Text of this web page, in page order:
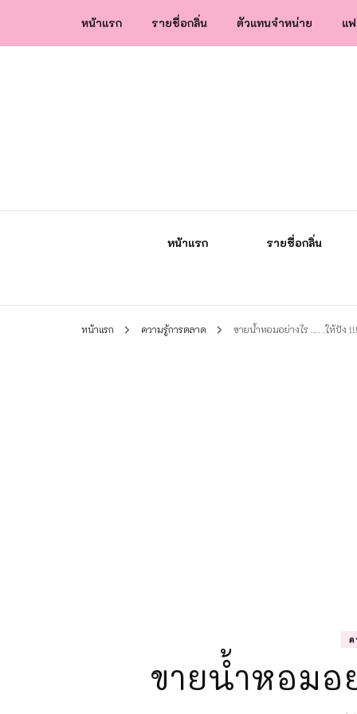
หน้าแรก รายชื่อกลิ่น ตัวแทนจำหน่าย แ
หน้าแรก รายชื่อกลิ่น
หน้าแรก ความรู้การตลาด ขายน้ำหอมอย่างไร …. .ให้ปัง
ขายน้ำหอมอ